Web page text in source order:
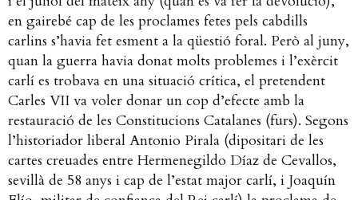
en gairebé cap de les proclames fetes pels cabdills
carlins s’havia fet esment a la qüestió foral. Però al juny,
quan la guerra havia donat molts problemes i l’exèrcit
carlí es trobava en una situació crítica, el pretendent
Carles VII va voler donar un cop d’efecte amb la
restauració de les Constitucions Catalanes (furs). Segons
l’historiador liberal Antonio Pirala (dipositari de les
cartes creuades entre Hermenegildo Díaz de Cevallos,
sevillà de 58 anys i cap de l’estat major carlí, i Joaquín